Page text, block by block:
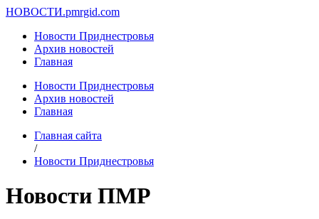
НОВОСТИ.pmrgid.com
Новости Приднестровья
Архив новостей
Главная
Новости Приднестровья
Архив новостей
Главная
Главная сайта
/
Новости Приднестровья
Новости ПМР